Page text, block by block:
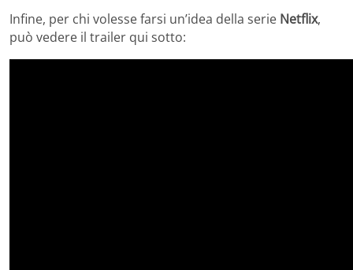
Infine, per chi volesse farsi un’idea della serie Netflix,
può vedere il trailer qui sotto: